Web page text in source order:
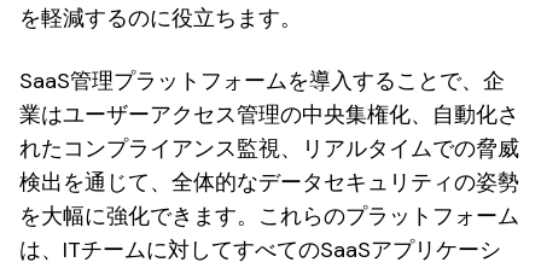
を軽減するのに役立ちます。
SaaS管理プラットフォームを導入することで、企
業はユーザーアクセス管理の中央集権化、自動化さ
れたコンプライアンス監視、リアルタイムでの脅威
検出を通じて、全体的なデータセキュリティの姿勢
を大幅に強化できます。これらのプラットフォーム
は、ITチームに対してすべてのSaaSアプリケーシ